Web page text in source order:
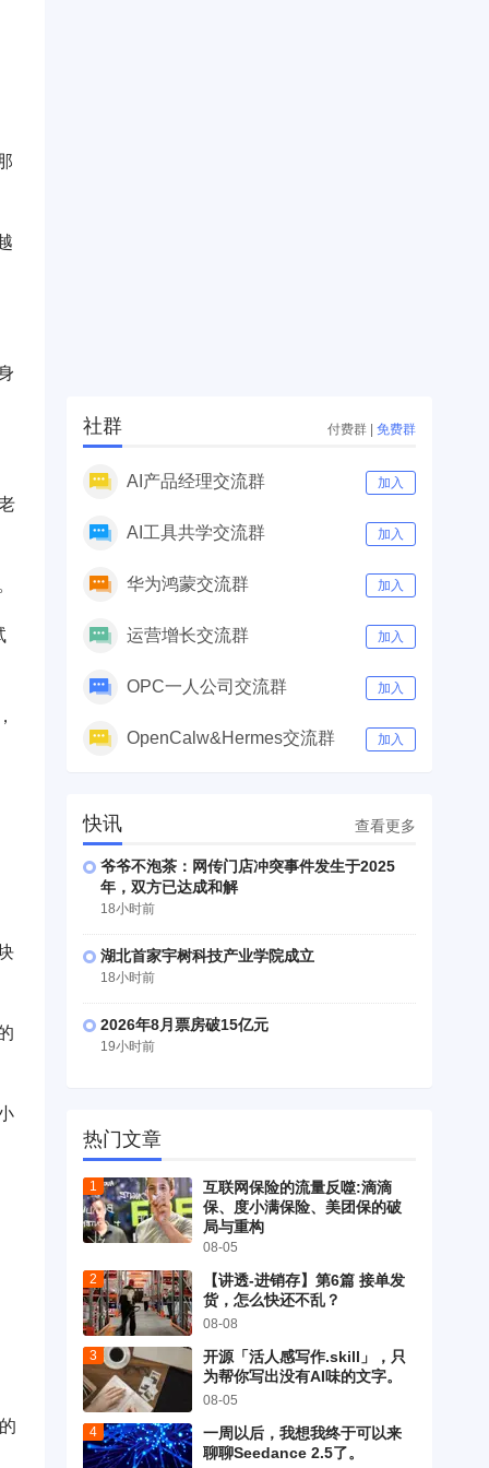
社群 付费群 | 免费群
AI产品经理交流群 加入
AI工具共学交流群 加入
华为鸿蒙交流群 加入
运营增长交流群 加入
OPC一人公司交流群 加入
OpenCalw&Hermes交流群 加入
快讯 查看更多
爷爷不泡茶：网传门店冲突事件发生于2025
年，双方已达成和解
18小时前
湖北首家宇树科技产业学院成立
18小时前
2026年8月票房破15亿元
19小时前
热门文章
互联网保险的流量反噬:滴滴
保、度小满保险、美团保的破
局与重构
08-05
【讲透-进销存】第6篇 接单发
货，怎么快还不乱？
08-08
开源「活人感写作.skill」，只
为帮你写出没有AI味的文字。
08-05
一周以后，我想我终于可以来
聊聊Seedance 2.5了。